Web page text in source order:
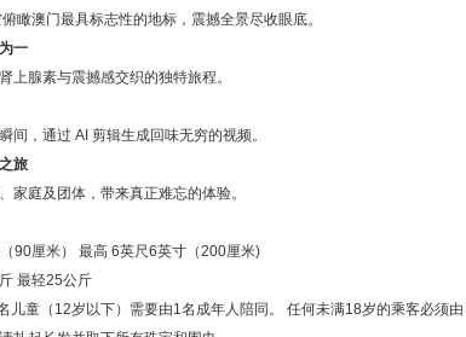
瞰澳门最具标志性的地标，震撼全景尽收眼底。
一
上腺素与震撼感交织的独特旅程。
间，通过 AI 剪辑生成回味无穷的视频。
旅
家庭及团体，带来真正难忘的体验。
90厘米） 最高 6英尺6英寸（200厘米)
最轻25公斤
儿童（12岁以下）需要由1名成年人陪同。 任何未满18岁的乘客必须由